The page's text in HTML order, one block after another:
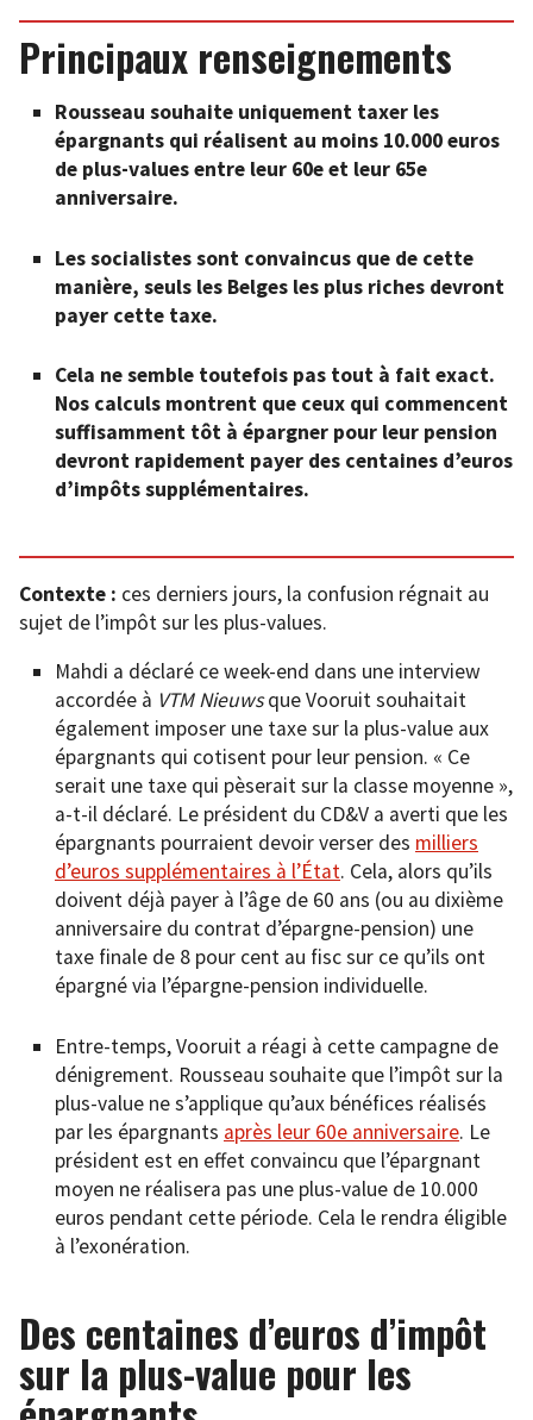
Principaux renseignements
Rousseau souhaite uniquement taxer les
épargnants qui réalisent au moins 10.000 euros
de plus-values entre leur 60e et leur 65e
anniversaire.
Les socialistes sont convaincus que de cette
manière, seuls les Belges les plus riches devront
payer cette taxe.
Cela ne semble toutefois pas tout à fait exact.
Nos calculs montrent que ceux qui commencent
suffisamment tôt à épargner pour leur pension
devront rapidement payer des centaines d’euros
d’impôts supplémentaires.
Contexte : ces derniers jours, la confusion régnait au
sujet de l’impôt sur les plus-values.
Mahdi a déclaré ce week-end dans une interview
accordée à VTM Nieuwsque Vooruit souhaitait
également imposer une taxe sur la plus-value aux
épargnants qui cotisent pour leur pension. « Ce
serait une taxe qui pèserait sur la classe moyenne »,
a-t-il déclaré. Le président du CD&V a averti que les
épargnants pourraient devoir verser des milliers
d’euros supplémentaires à l’État. Cela, alors qu’ils
doivent déjà payer à l’âge de 60 ans (ou au dixième
anniversaire du contrat d’épargne-pension) une
taxe finale de 8 pour cent au fisc sur ce qu’ils ont
épargné via l’épargne-pension individuelle.
Entre-temps, Vooruit a réagi à cette campagne de
dénigrement. Rousseau souhaite que l’impôt sur la
plus-value ne s’applique qu’aux bénéfices réalisés
par les épargnants après leur 60e anniversaire. Le
président est en effet convaincu que l’épargnant
moyen ne réalisera pas une plus-value de 10.000
euros pendant cette période. Cela le rendra éligible
à l’exonération.
Des centaines d’euros d’impôt
sur la plus-value pour les